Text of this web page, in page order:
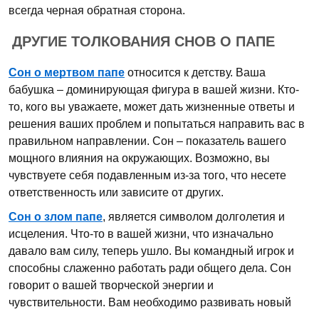
всегда черная обратная сторона.
ДРУГИЕ ТОЛКОВАНИЯ СНОВ О ПАПЕ
Сон о мертвом папе относится к детству. Ваша
бабушка – доминирующая фигура в вашей жизни. Кто-
то, кого вы уважаете, может дать жизненные ответы и
решения ваших проблем и попытаться направить вас в
правильном направлении. Сон – показатель вашего
мощного влияния на окружающих. Возможно, вы
чувствуете себя подавленным из-за того, что несете
ответственность или зависите от других.
Сон о злом папе, является символом долголетия и
исцеления. Что-то в вашей жизни, что изначально
давало вам силу, теперь ушло. Вы командный игрок и
способны слаженно работать ради общего дела. Сон
говорит о вашей творческой энергии и
чувствительности. Вам необходимо развивать новый